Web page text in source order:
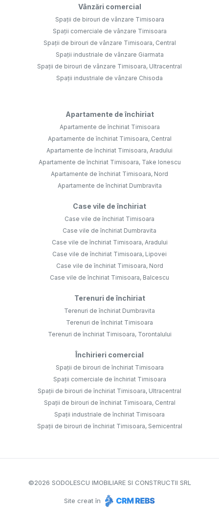
Vânzări comercial
Spații de birouri de vânzare Timisoara
Spații comerciale de vânzare Timisoara
Spații de birouri de vânzare Timisoara, Central
Spații industriale de vânzare Giarmata
Spații de birouri de vânzare Timisoara, Ultracentral
Spații industriale de vânzare Chisoda
Apartamente de închiriat
Apartamente de închiriat Timisoara
Apartamente de închiriat Timisoara, Central
Apartamente de închiriat Timisoara, Aradului
Apartamente de închiriat Timisoara, Take Ionescu
Apartamente de închiriat Timisoara, Nord
Apartamente de închiriat Dumbravita
Case vile de închiriat
Case vile de închiriat Timisoara
Case vile de închiriat Dumbravita
Case vile de închiriat Timisoara, Aradului
Case vile de închiriat Timisoara, Lipovei
Case vile de închiriat Timisoara, Nord
Case vile de închiriat Timisoara, Balcescu
Terenuri de închiriat
Terenuri de închiriat Dumbravita
Terenuri de închiriat Timisoara
Terenuri de închiriat Timisoara, Torontalului
Închirieri comercial
Spații de birouri de închiriat Timisoara
Spații comerciale de închiriat Timisoara
Spații de birouri de închiriat Timisoara, Ultracentral
Spații de birouri de închiriat Timisoara, Central
Spații industriale de închiriat Timisoara
Spații de birouri de închiriat Timisoara, Semicentral
©2026 SODOLESCU IMOBILIARE SI CONSTRUCTII SRL
Site creat în